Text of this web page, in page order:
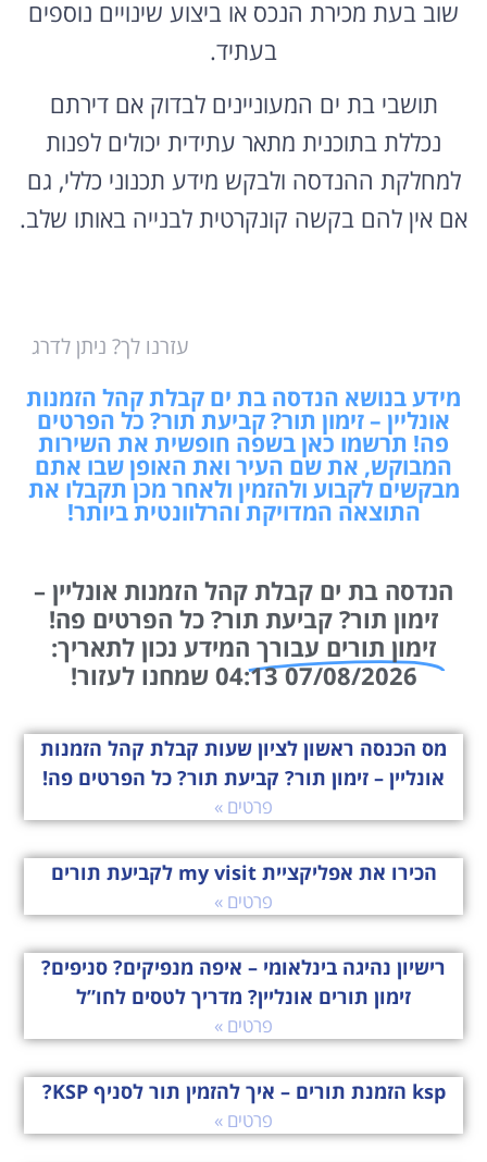
שוב בעת מכירת הנכס או ביצוע שינויים נוספים
בעתיד.
תושבי בת ים המעוניינים לבדוק אם דירתם
נכללת בתוכנית מתאר עתידית יכולים לפנות
למחלקת ההנדסה ולבקש מידע תכנוני כללי, גם
אם אין להם בקשה קונקרטית לבנייה באותו שלב.
עזרנו לך? ניתן לדרג
מידע בנושא הנדסה בת ים קבלת קהל הזמנות
אונליין – זימון תור? קביעת תור? כל הפרטים
פה! תרשמו כאן בשפה חופשית את השירות
המבוקש, את שם העיר ואת האופן שבו אתם
מבקשים לקבוע ולהזמין ולאחר מכן תקבלו את
התוצאה המדויקת והרלוונטית ביותר!
הנדסה בת ים קבלת קהל הזמנות אונליין –
זימון תור? קביעת תור? כל הפרטים פה!
זימון תורים עבורך המידע נכון לתאריך:
07/08/2026 04:13 שמחנו לעזור!
מס הכנסה ראשון לציון שעות קבלת קהל הזמנות
אונליין – זימון תור? קביעת תור? כל הפרטים פה!
פרטים »
הכירו את אפליקציית my visit לקביעת תורים
פרטים »
רישיון נהיגה בינלאומי – איפה מנפיקים? סניפים?
זימון תורים אונליין? מדריך לטסים לחו”ל
פרטים »
ksp הזמנת תורים – איך להזמין תור לסניף KSP?
פרטים »